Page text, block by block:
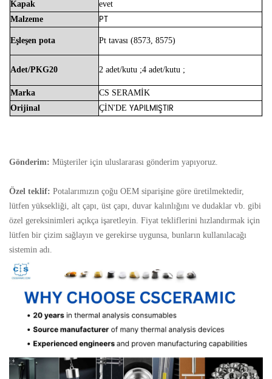
Kapak
evet
Malzeme
PT
Eşleşen pota Pt tavası (8573, 8575)
Adet/PKG20 2 adet/kutu ;4 adet/kutu ;
Marka CS SERAMİK
Orijinal
ÇİN'DE YAPILMIŞTIR
Gönderim: Müşteriler için uluslararası gönderim yapıyoruz.
Özel teklif: Potalarımızın çoğu OEM siparişine göre üretilmektedir,
lütfen yüksekliği, alt çapı, üst çapı, duvar kalınlığını ve dudaklar vb. gibi
özel gereksinimleri açıkça işaretleyin. Fiyat tekliflerini hızlandırmak için
lütfen bir çizim sağlayın ve gerekirse uygunsa, bunların kullanılacağı
sistemin adı.